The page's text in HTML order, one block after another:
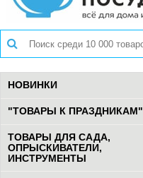
НОВИНКИ
"ТОВАРЫ К ПРАЗДНИКАМ"
ТОВАРЫ ДЛЯ САДА,
ОПРЫСКИВАТЕЛИ,
ИНСТРУМЕНТЫ